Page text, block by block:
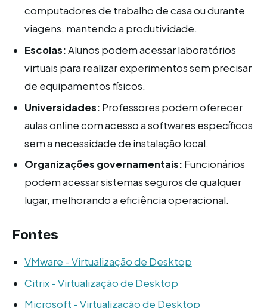
computadores de trabalho de casa ou durante
viagens, mantendo a produtividade.
Escolas:Alunos podem acessar laboratórios
virtuais para realizar experimentos sem precisar
de equipamentos físicos.
Universidades: Professores podem oferecer
aulas online com acesso a softwares específicos
sem a necessidade de instalação local.
Organizações governamentais: Funcionários
podem acessar sistemas seguros de qualquer
lugar, melhorando a eficiência operacional.
Fontes
VMware - Virtualização de Desktop
Citrix - Virtualização de Desktop
Microsoft - Virtualização de Desktop